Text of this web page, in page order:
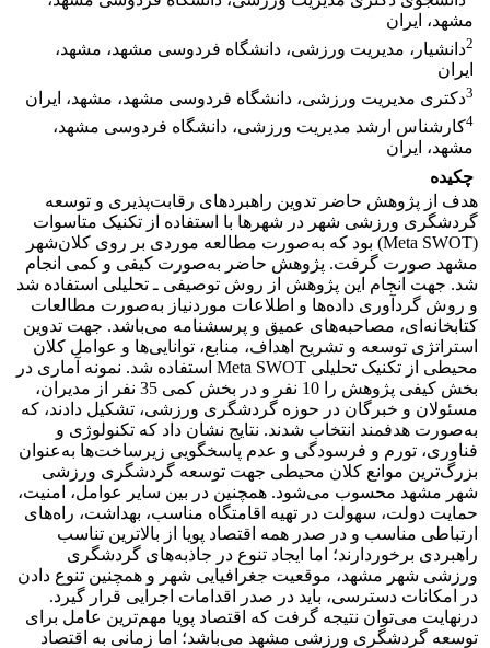
مشهد، ایران
2دانشیار، مدیریت ورزشی، دانشگاه فردوسی مشهد، مشهد،
ایران
3دکتری مدیریت ورزشی، دانشگاه فردوسی مشهد، مشهد، ایران
4کارشناس ارشد مدیریت ورزشی، دانشگاه فردوسی مشهد،
مشهد، ایران
چکیده
هدف از پژوهش حاضر تدوین راهبردهای رقابت‌پذیری و توسعه
گردشگری ورزشی شهر در شهرها با استفاده از تکنیک متاسوات
(Meta SWOT) بود که به‌صورت مطالعه موردی بر روی کلان‌شهر
مشهد صورت گرفت. پژوهش حاضر به‌صورت کیفی و کمی انجام
شد. جهت انجام این پژوهش از روش توصیفی ـ تحلیلی استفاده شد
و روش گردآوری داده‌ها و اطلاعات موردنیاز به‌صورت مطالعات
کتابخانه‌ای، مصاحبه‌های عمیق و پرسشنامه می‌باشد. جهت تدوین
استراتژی توسعه و تشریح اهداف، منابع، توانایی‌ها و عوامل کلان
محیطی از تکنیک تحلیلی Meta SWOT استفاده شد. نمونه آماری در
بخش کیفی پژوهش را 10 نفر و در بخش کمی 35 نفر از مدیران،
مسئولان و خبرگان در حوزه گردشگری ورزشی، تشکیل دادند، که
به‌صورت هدفمند انتخاب شدند. نتایج نشان داد که تکنولوژی و
فناوری، تورم و فرسودگی و عدم پاسخگویی زیرساخت‌ها به‌عنوان
بزرگ‌ترین موانع کلان محیطی جهت توسعه گردشگری ورزشی
شهر مشهد محسوب می‌شود. همچنین در بین سایر عوامل، امنیت،
حمایت دولت، سهولت در تهیه اقامتگاه مناسب، بهداشت، راه‌های
ارتباطی مناسب و در صدر همه اقتصاد پویا از بالاترین تناسب
راهبردی برخوردارند؛ اما ایجاد تنوع در جاذبه‌های گردشگری
ورزشی شهر مشهد، موقعیت جغرافیایی شهر و همچنین تنوع دادن
در امکانات دسترسی، باید در صدر اقدامات اجرایی قرار گیرد.
درنهایت می‌توان نتیجه گرفت که اقتصاد پویا مهم‌ترین عامل برای
توسعه گردشگری ورزشی مشهد می‌باشد؛ اما زمانی به اقتصاد